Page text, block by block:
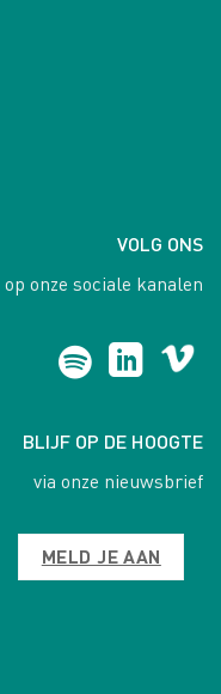
VOLG ONS
op onze sociale kanalen
BLIJF OP DE HOOGTE
nieuwsbrief
MELD JE AAN